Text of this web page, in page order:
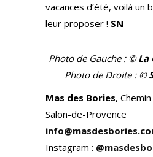
vacances d’été, voilà un
leur proposer ! SN
Photo de Gauche : ©La
Photo de Droite : ©
Mas des Bories,
Salon-de-Provence
Instagram :